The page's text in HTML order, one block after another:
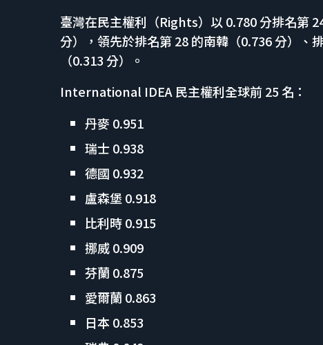
臺灣在民主權利（Rights）以 0.780 分排名第
分），領先於排名第 28 的南韓（0.736 分）、
（0.313 分）。
International IDEA 民主權利全球前 25 名：
丹麥 0.951
瑞士 0.938
德國 0.932
盧森堡 0.918
比利時 0.915
挪威 0.909
芬蘭 0.875
愛爾蘭 0.863
日本 0.853